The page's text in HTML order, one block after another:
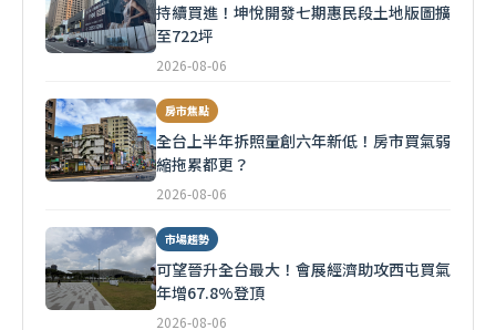
持續買進！坤悅開發七期惠民段土地版圖擴
至722坪
2026-08-06
房市焦點
全台上半年拆照量創六年新低！房市買氣弱
縮拖累都更？
2026-08-06
市場趨勢
可望晉升全台最大！會展經濟助攻西屯買氣
年增67.8%登頂
2026-08-06